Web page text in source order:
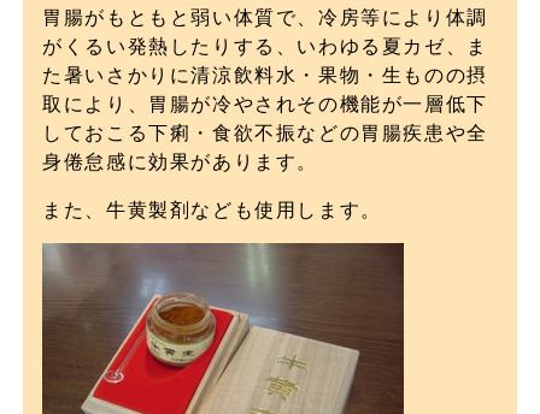
胃腸がもともと弱い体質で、冷房等により体調
がくるい発熱したりする、いわゆる夏カゼ、ま
た暑いさかりに清涼飲料水・果物・生ものの摂
取により、胃腸が冷やされその機能が一層低下
しておこる下痢・食欲不振などの胃腸疾患や全
身倦怠感に効果があります。
また、牛黄製剤なども使用します。